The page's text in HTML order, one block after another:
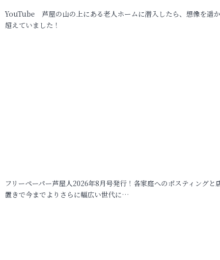
YouTube 芦屋の山の上にある老人ホームに潜入したら、想像を遥
超えていました！
フリーペーパー芦屋人2026年8月号発行！各家庭へのポスティングと
置きで今までよりさらに幅広い世代に…